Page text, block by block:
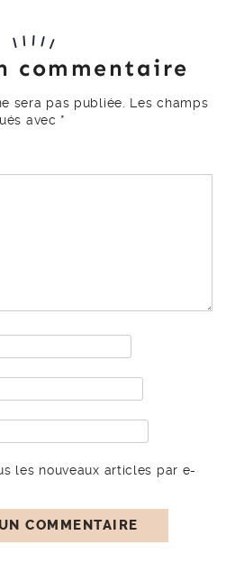
commentaire
sera pas publiée.
Les champs
avec *
les nouveaux articles par e-